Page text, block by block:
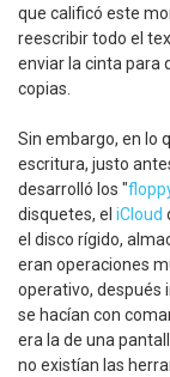
que calificó este
reescribir todo el
enviar la cinta para
copias.
Sin embargo, en lo
escritura, justo
desarrolló los "
disquetes, el iCloud
el disco rígido,
eran operaciones
operativo, después
se hacían con
era la de una
no existían las